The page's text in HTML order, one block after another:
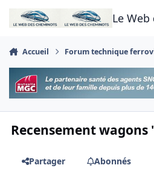
Aller au contenu
Le
Accueil Forum technique
Recensement wagons
Partager
Abonnés